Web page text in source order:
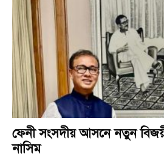
ফেনী সংসদীয় আসনে নতুন
নাসিম